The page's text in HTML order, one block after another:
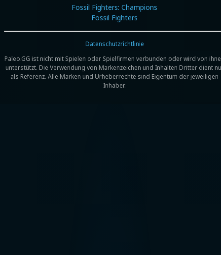
Fossil Fighters: Champions
Fossil Fighters
Paleo.GG ist nicht mit Spielen oder Spielfirmen verbunden oder wird von
unterstützt. Die Verwendung von Markenzeichen und Inhalten Dritter dient
als Referenz. Alle Marken und Urheberrechte sind Eigentum der jeweiligen
Inhaber.
Datenschutzrichtlinie